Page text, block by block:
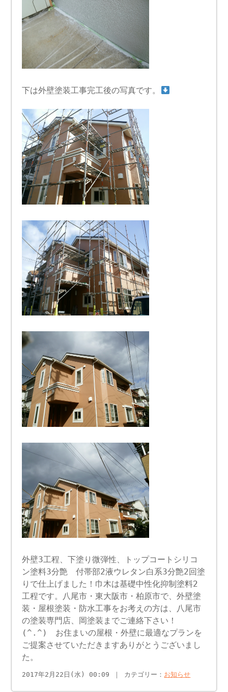
下は外壁塗装工事完工後の写真です。
外壁3工程、下塗り微弾性、トップコートシリコ
ン塗料3分艶 付帯部2液ウレタン白系3分艶2回塗
りで仕上げました！巾木は基礎中性化抑制塗料2
工程です。八尾市・東大阪市・柏原市で、外壁塗
装・屋根塗装・防水工事をお考えの方は、八尾市
の塗装専門店、岡塗装までご連絡下さい！
(^.^) お住まいの屋根・外壁に最適なプランを
ご提案させていただきますありがとうございまし
た。
2017年2月22日(水) 00:09 ｜ カテゴリー： お知らせ